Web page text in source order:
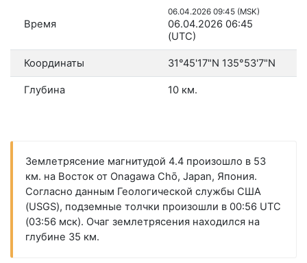
Время
06.04.2026 09:45 (MSK)
06.04.2026 06:45
(UTC)
Координаты 31°45'17"N 135°53'7"N
Глубина 10 км.
Землетрясение магнитудой 4.4 произошло в 53
км. на Восток от Onagawa Chō, Japan, Япония.
Согласно данным Геологической службы США
(USGS), подземные толчки произошли в 00:56 UTC
(03:56 мск). Очаг землетрясения находился на
глубине 35 км.